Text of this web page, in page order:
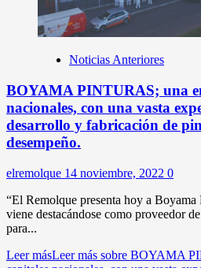
Noticias Anteriores
BOYAMA PINTURAS; una
nacionales, con una vasta
desarrollo y fabricación de
desempeño.
elremolque 14 noviembre, 2022 0
“El Remolque presenta hoy a Boyama
viene destacándose como proveedor
para...
Leer másLeer más sobre BOYAMA